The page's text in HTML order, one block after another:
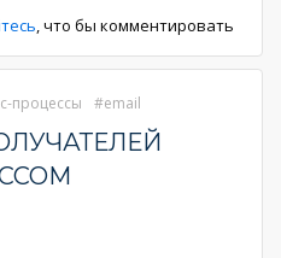
, что бы комментировать
процессы email